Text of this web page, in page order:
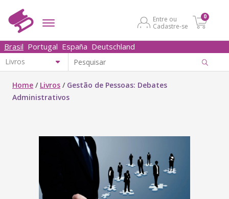
Entre ou
Cadastre-se
0
Brasil Portugal España Deutschland
Home / Livros / Gestão de Pessoas: Debates
Administrativos